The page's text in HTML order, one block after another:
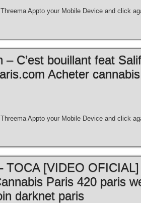
Appto your Mobile Device and click
– C’est bouillant feat
Acheter
Appto your Mobile Device and click
TOCA [VIDEO
Paris 420 paris
darknet paris